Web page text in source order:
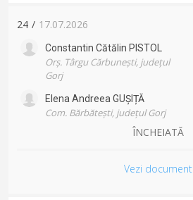
24 / 17.07.2026
Constantin Cătălin PISTOL
Orș. Târgu Cărbunești, județul
Gorj
Elena Andreea GUȘIȚĂ
Com. Bărbătești, județul Gorj
ÎNCHEIATĂ
Vezi document